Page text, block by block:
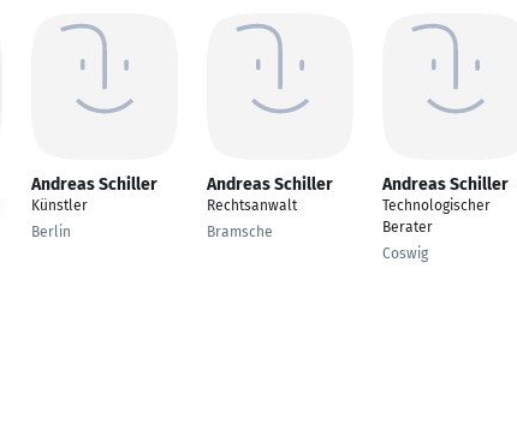
Andreas Schiller
Künstler
Berlin
Andreas Schiller
Rechtsanwalt
Bramsche
Andreas Schiller
Technologischer
Berater
Coswig